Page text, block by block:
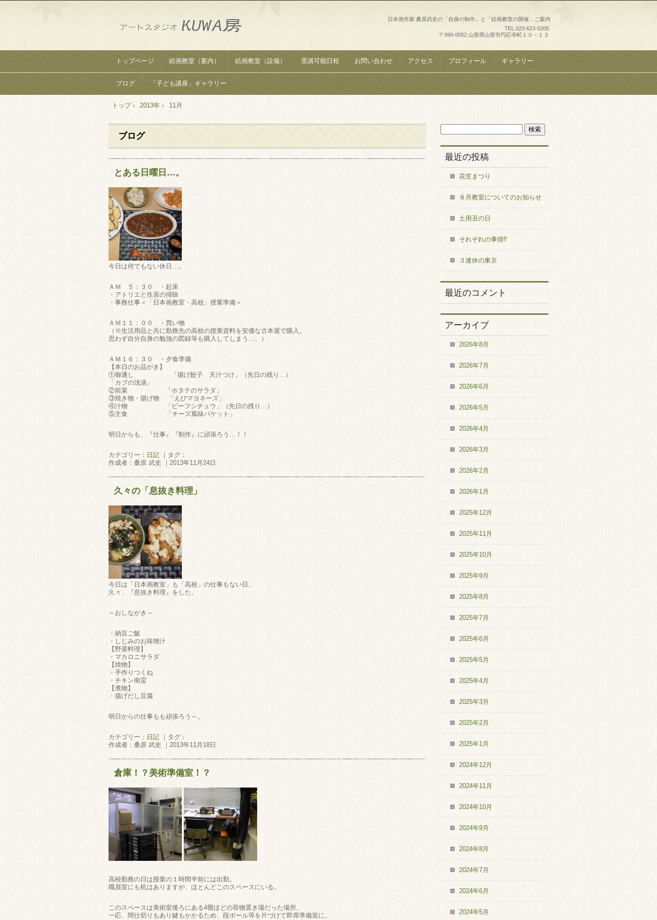
日本画作家 桑原武史の「自身の制作」と「絵画教室の開催」ご案内
TEL. 023-623-5205
〒990-0052 山形県山形市円応寺町１０－１３
トップページ 絵画教室（案内） 絵画教室（設備） 受講可能日程 お問い合わせ アクセス プロフィール ギャラリー
ブログ 「子ども講座」ギャラリー
トップ› 2013年 › 11月
ブログ
とある日曜日…。
今日は何でもない休日…。
ＡＭ ５：３０ ・起床
・アトリエと住居の掃除
・事務仕事＜「日本画教室・高校」授業準備＞
ＡＭ１１：００ ・買い物
（※生活用品と共に勤務先の高校の授業資料を安価な古本屋で購入。
思わず自分自身の勉強の図録等も購入してしまう…。）
ＡＭ１６：３０ ・夕食準備
【本日のお品がき】
①御通し 「揚げ餃子 天汁つけ」（先日の残り…）
「カブの浅漬」
②前菜 「ホタテのサラダ」
③焼き物・揚げ物 「えびマヨネーズ」
④汁物 「ビーフシチュウ」（先日の残り…）
⑤主食 「チーズ風味バケット」
明日からも、『仕事』『制作』に頑張ろう…！！
カテゴリー： 日記 ｜タグ：
作成者：桑原 武史 ｜2013年11月24日
久々の「息抜き料理」
今日は「日本画教室」も「高校」の仕事もない日。
久々、『息抜き料理』をした。
～おしながき～
・納豆ご飯
・しじみのお味噌汁
【野菜料理】
・マカロニサラダ
【焼物】
・手作りつくね
・チキン南蛮
【煮物】
・揚げだし豆腐
明日からの仕事もも頑張ろう～。
カテゴリー： 日記 ｜タグ：
作成者：桑原 武史 ｜2013年11月18日
倉庫！？美術準備室！？
高校勤務の日は授業の１時間半前には出勤。
職員室にも机はありますが、ほとんどこのスペースにいる。
このスペースは美術室後ろにある4畳ほどの荷物置き場だった場所。
一応、間仕切りもあり鍵もかかるため、段ボール等を片づけて即席準備室に。
最近の投稿
花笠まつり
８月教室についてのお知らせ
土用丑の日
それぞれの事情⁉
３連休の東京
最近のコメント
アーカイブ
2026年8月
2026年7月
2026年6月
2026年5月
2026年4月
2026年3月
2026年2月
2026年1月
2025年12月
2025年11月
2025年10月
2025年9月
2025年8月
2025年7月
2025年6月
2025年5月
2025年4月
2025年3月
2025年2月
2025年1月
2024年12月
2024年11月
2024年10月
2024年9月
2024年8月
2024年7月
2024年6月
2024年5月